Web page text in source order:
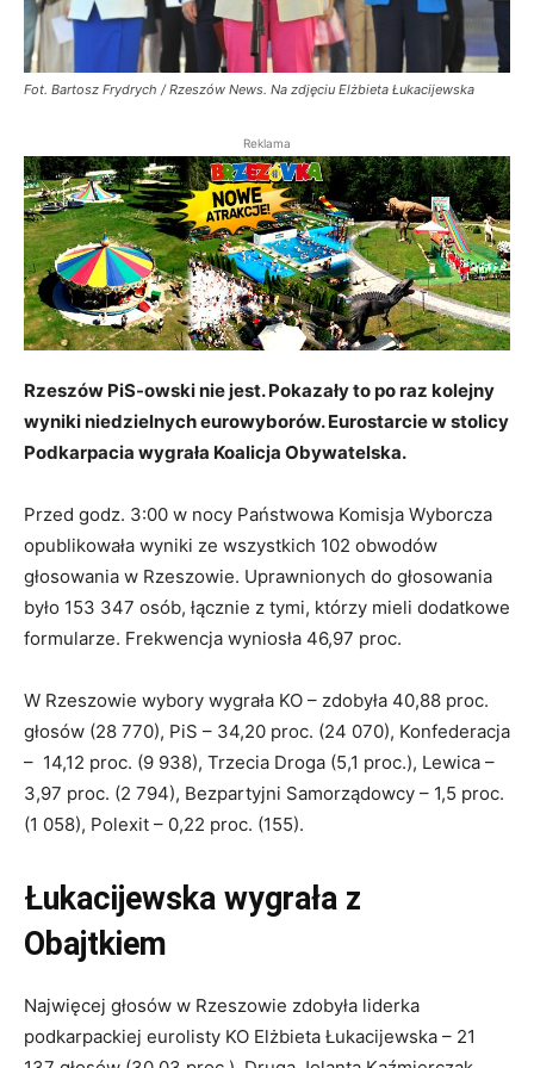
Fot. Bartosz Frydrych / Rzeszów News. Na zdjęciu Elżbieta Łukacijewska
Reklama
Rzeszów PiS-owski nie jest. Pokazały to po raz kolejny
wyniki niedzielnych eurowyborów. Eurostarcie w stolicy
Podkarpacia wygrała Koalicja Obywatelska.
Przed godz. 3:00 w nocy Państwowa Komisja Wyborcza
opublikowała wyniki ze wszystkich 102 obwodów
głosowania w Rzeszowie. Uprawnionych do głosowania
było 153 347 osób, łącznie z tymi, którzy mieli dodatkowe
formularze. Frekwencja wyniosła 46,97 proc.
W Rzeszowie wybory wygrała KO – zdobyła 40,88 proc.
głosów (28 770), PiS – 34,20 proc. (24 070), Konfederacja
– 14,12 proc. (9 938), Trzecia Droga (5,1 proc.), Lewica –
3,97 proc. (2 794), Bezpartyjni Samorządowcy – 1,5 proc.
(1 058), Polexit – 0,22 proc. (155).
Łukacijewska wygrała z
Obajtkiem
Najwięcej głosów w Rzeszowie zdobyła liderka
podkarpackiej eurolisty KO Elżbieta Łukacijewska – 21